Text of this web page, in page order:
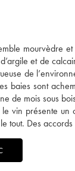
mourvèdre
et de
de
baies sont
de mois sous
vin présente
tout. Des